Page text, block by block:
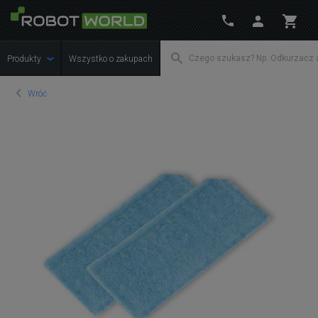
Produkty Wszystko o zakupach
Wróć